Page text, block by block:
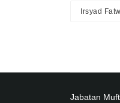
Irsyad
Jabatan